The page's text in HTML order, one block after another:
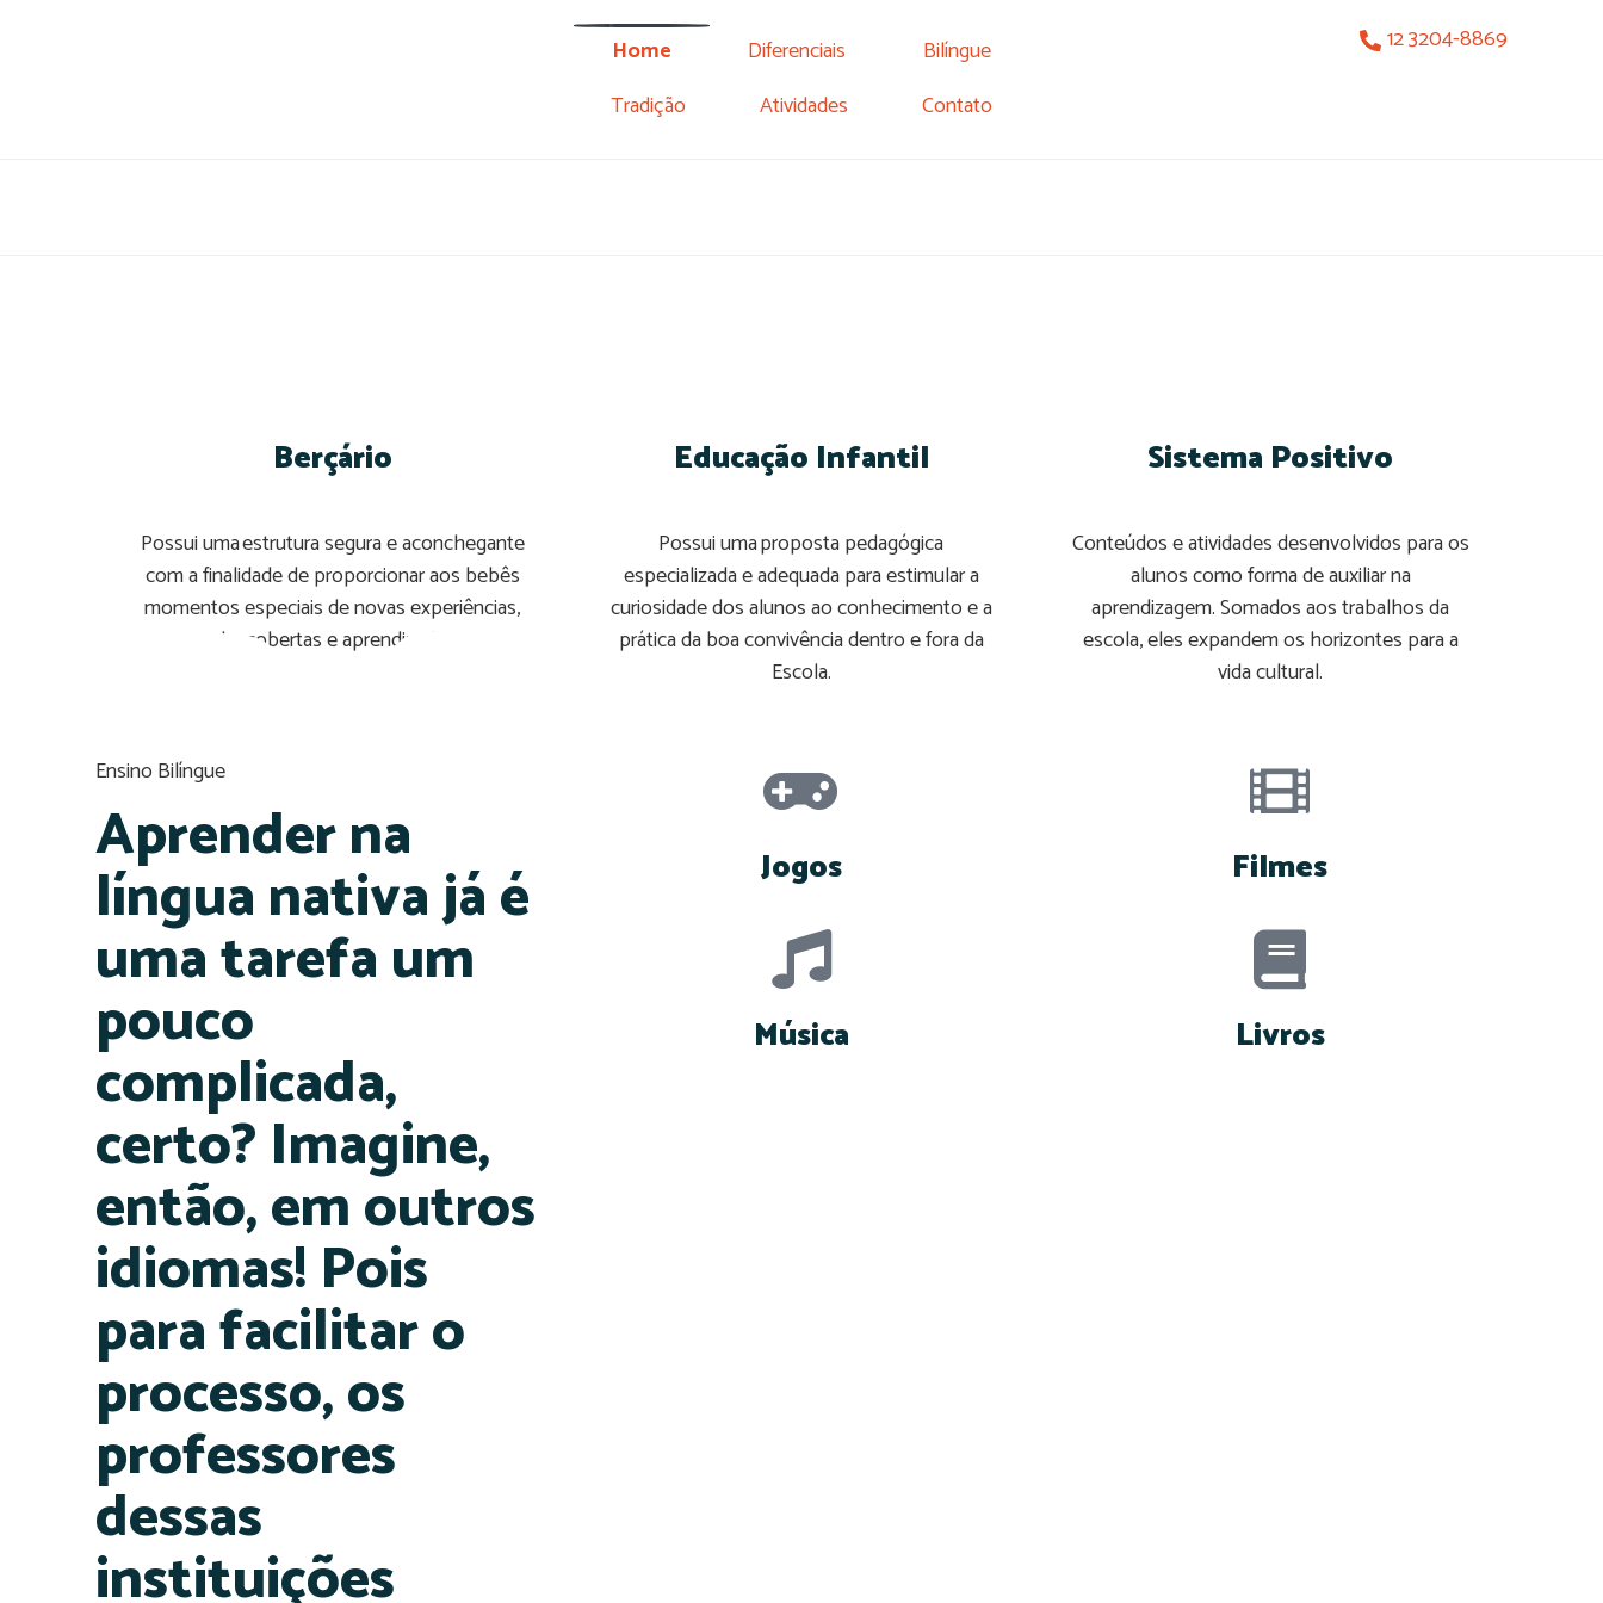
Home Diferenciais
Bilíngue
Tradição
Atividades Contato
12 3204-8869
Berçário
Possui uma estrutura segura e aconchegante
com a finalidade de proporcionar aos bebês
momentos especiais de novas experiências,
descobertas e aprendizado.
Educação Infantil
Possui uma proposta pedagógica
especializada e adequada para estimular a
curiosidade dos alunos ao conhecimento e a
prática da boa convivência dentro e fora da
Escola.
Sistema Positivo
Conteúdos e atividades desenvolvidos para os
alunos como forma de auxiliar na
aprendizagem. Somados aos trabalhos da
escola, eles expandem os horizontes para a
vida cultural.
Ensino Bilíngue
Aprender na
língua nativa já é
uma tarefa um
pouco
complicada,
certo? Imagine,
então, em outros
idiomas! Pois
para facilitar o
processo, os
professores
dessas
instituições
Jogos
Música
Filmes
Livros